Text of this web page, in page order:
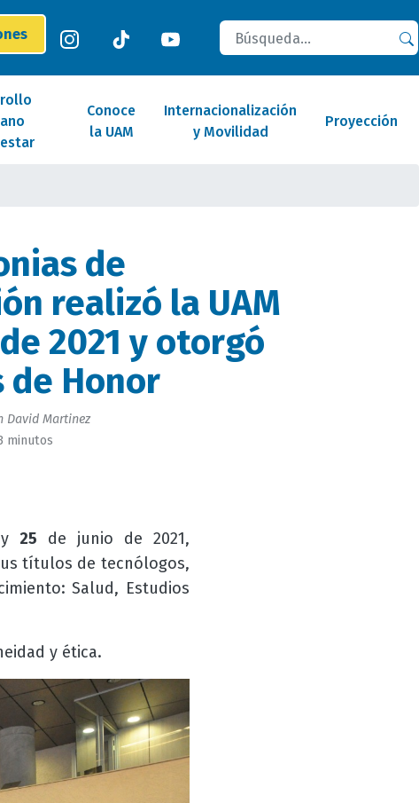
Buscar
Conoce
la UAM
Internacionalización
y Movilidad
Proyección
de
realizó la UAM
2021 y otorgó
de Honor
David Martinez
minutos
y 25 de junio de 2021,
títulos de tecnólogos,
Salud, Estudios
y ética.